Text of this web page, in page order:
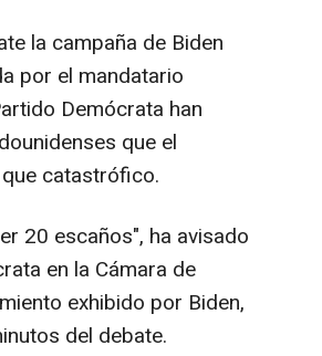
la campaña de Biden
por el mandatario
Demócrata han
que el
catastrófico.
20 escaños", ha avisado
en la Cámara de
exhibido por Biden,
del debate.